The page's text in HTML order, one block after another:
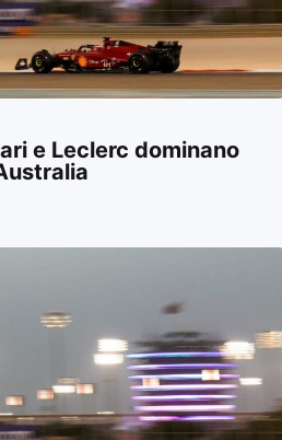
e Leclerc dominano